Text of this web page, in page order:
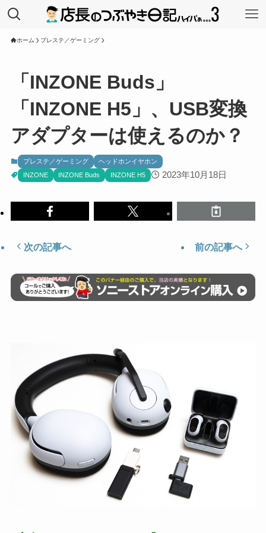
ホーム プレステ／ゲーミング
「INZONE Buds」
「INZONE H5」、USB変換
アダプターは使えるのか？
プレステ／ゲーミング
ヘッドホンイヤホン
INZONE
INZONE Buds INZONE H5 2023年10月18日
次の記事へ 前の記事へ